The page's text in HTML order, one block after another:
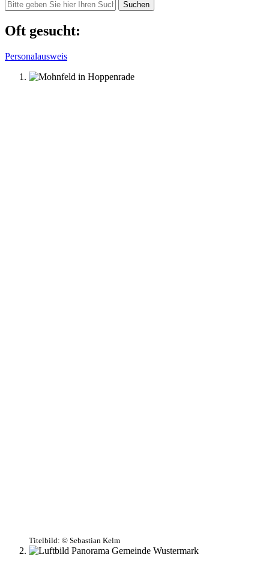
Suchen
Oft gesucht:
Personalausweis
Titelbild: © Sebastian Kelm